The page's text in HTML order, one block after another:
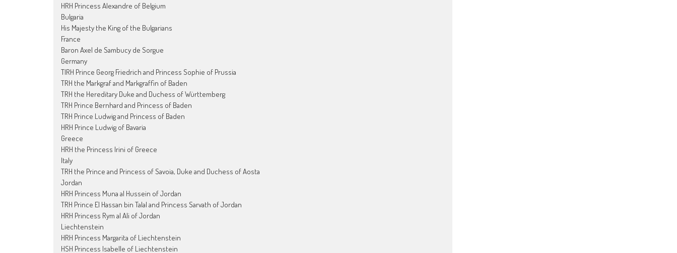
HRH Princess Alexandre of Belgium
Bulgaria
His Majesty the King of the Bulgarians
France
Baron Axel de Sambucy de Sorgue
Germany
TIRH Prince Georg Friedrich and Princess Sophie of Prussia
TRH the Markgraf and Markgraffin of Baden
TRH the Hereditary Duke and Duchess of Württemberg
TRH Prince Bernhard and Princess of Baden
TRH Prince Ludwig and Princess of Baden
HRH Prince Ludwig of Bavaria
Greece
HRH the Princess Irini of Greece
Italy
TRH the Prince and Princess of Savoia, Duke and Duchess of Aosta
Jordan
HRH Princess Muna al Hussein of Jordan
TRH Prince El Hassan bin Talal and Princess Sarvath of Jordan
HRH Princess Rym al Ali of Jordan
Liechtenstein
HRH Princess Margarita of Liechtenstein
HSH Princess Isabelle of Liechtenstein